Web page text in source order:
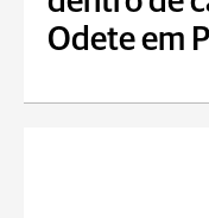
Odete em